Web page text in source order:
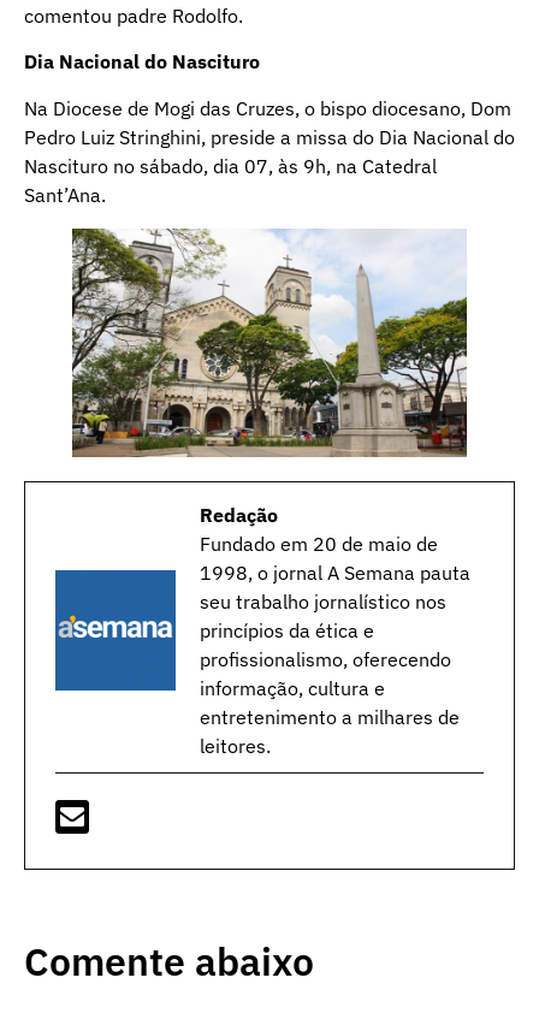
comentou padre Rodolfo.
Dia Nacional do Nascituro
Na Diocese de Mogi das Cruzes, o bispo diocesano, Dom
Pedro Luiz Stringhini, preside a missa do Dia Nacional do
Nascituro no sábado, dia 07, às 9h, na Catedral
Sant’Ana.
Redação
Fundado em 20 de maio de
1998, o jornal A Semana pauta
seu trabalho jornalístico nos
princípios da ética e
profissionalismo, oferecendo
informação, cultura e
entretenimento a milhares de
leitores.
Comente abaixo